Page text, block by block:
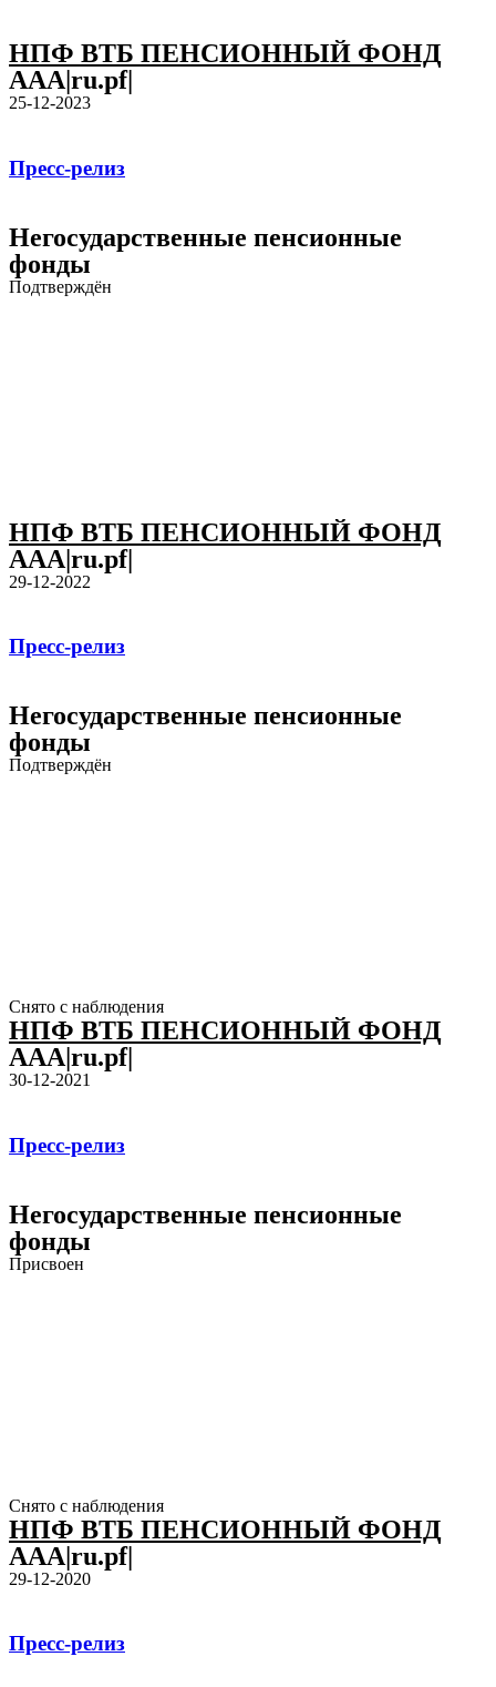
НПФ ВТБ ПЕНСИОННЫЙ ФОНД
AAA|ru.pf|
25-12-2023
Пресс-релиз
Негосударственные пенсионные
фонды
Подтверждён
НПФ ВТБ ПЕНСИОННЫЙ ФОНД
AAA|ru.pf|
29-12-2022
Пресс-релиз
Негосударственные пенсионные
фонды
Подтверждён
Снято с наблюдения
НПФ ВТБ ПЕНСИОННЫЙ ФОНД
AAA|ru.pf|
30-12-2021
Пресс-релиз
Негосударственные пенсионные
фонды
Присвоен
Снято с наблюдения
НПФ ВТБ ПЕНСИОННЫЙ ФОНД
AAA|ru.pf|
29-12-2020
Пресс-релиз